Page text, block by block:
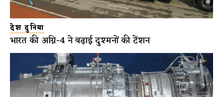
देश दुनिया
भारत की अग्नि-4 ने बढ़ाई दुश्मनों की टेंशन